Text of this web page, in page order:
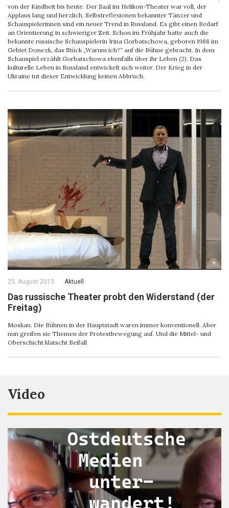
von der Kindheit bis heute. Der Saal im Helikon-Theater war voll, der
Applaus lang und herzlich. Selbstreflexionen bekannter Tänzer und
Schauspielerinnen sind ein neuer Trend in Russland. Es gibt einen Bedarf
an Orientierung in schwieriger Zeit. Schon im Frühjahr hatte auch die
bekannte russische Schauspielerin Irina Gorbatschowa, geboren 1988 im
Gebiet Donezk, das Stück „Warum ich?“ auf die Bühne gebracht. In dem
Schauspiel erzählt Gorbatschowa ebenfalls über ihr Leben (2). Das
kulturelle Leben in Russland entwickelt sich weiter. Der Krieg in der
Ukraine tut dieser Entwicklung keinen Abbruch.
25. August 2013 Aktuell
Das russische Theater probt den Widerstand (der
Freitag)
Moskau. Die Bühnen in der Hauptstadt waren immer konventionell. Aber
nun greifen sie Themen der Protestbewegung auf. Und die Mittel- und
Oberschicht klatscht Beifall
Video